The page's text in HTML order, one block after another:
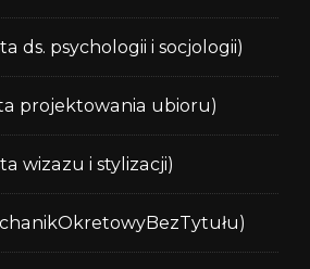
ds. psychologii i socjologii)
projektowania ubioru)
wizazu i stylizacji)